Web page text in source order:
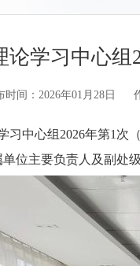
学习中心组
时间：2026年01月28日
习中心组2026年第1
位主要负责人及副处